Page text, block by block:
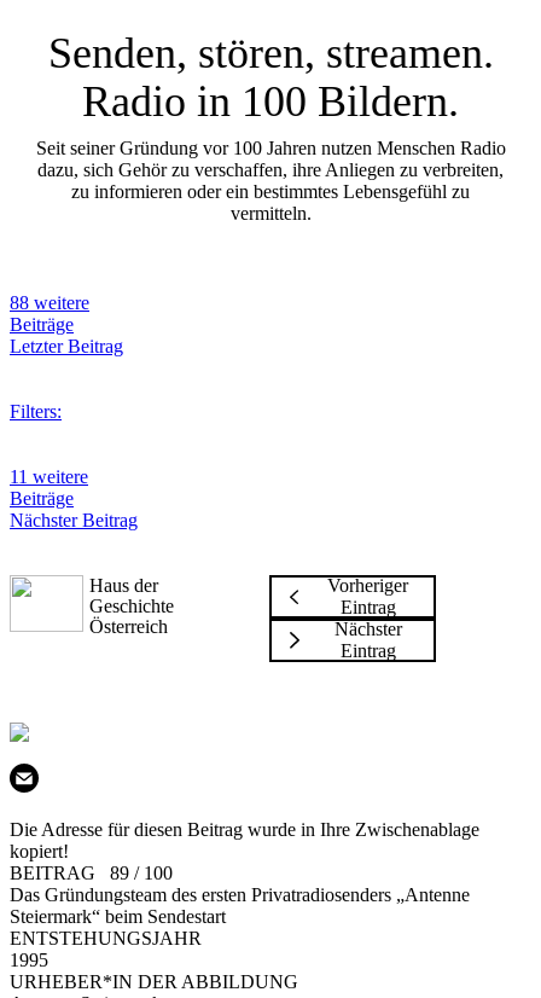
Senden, stören, streamen.
Radio in 100 Bildern.
Seit seiner Gründung vor 100 Jahren nutzen Menschen Radio
dazu, sich Gehör zu verschaffen, ihre Anliegen zu verbreiten,
zu informieren oder ein bestimmtes Lebensgefühl zu
vermitteln.
88 weitere
Beiträge
Letzter Beitrag
Filters:
11 weitere
Beiträge
Nächster Beitrag
Haus der
Geschichte
Österreich
Vorheriger
Eintrag
Nächster
Eintrag
Die Adresse für diesen Beitrag wurde in Ihre Zwischenablage
kopiert!
BEITRAG 89 / 100
Das Gründungsteam des ersten Privatradiosenders „Antenne
Steiermark“ beim Sendestart
ENTSTEHUNGSJAHR
1995
URHEBER*IN DER ABBILDUNG